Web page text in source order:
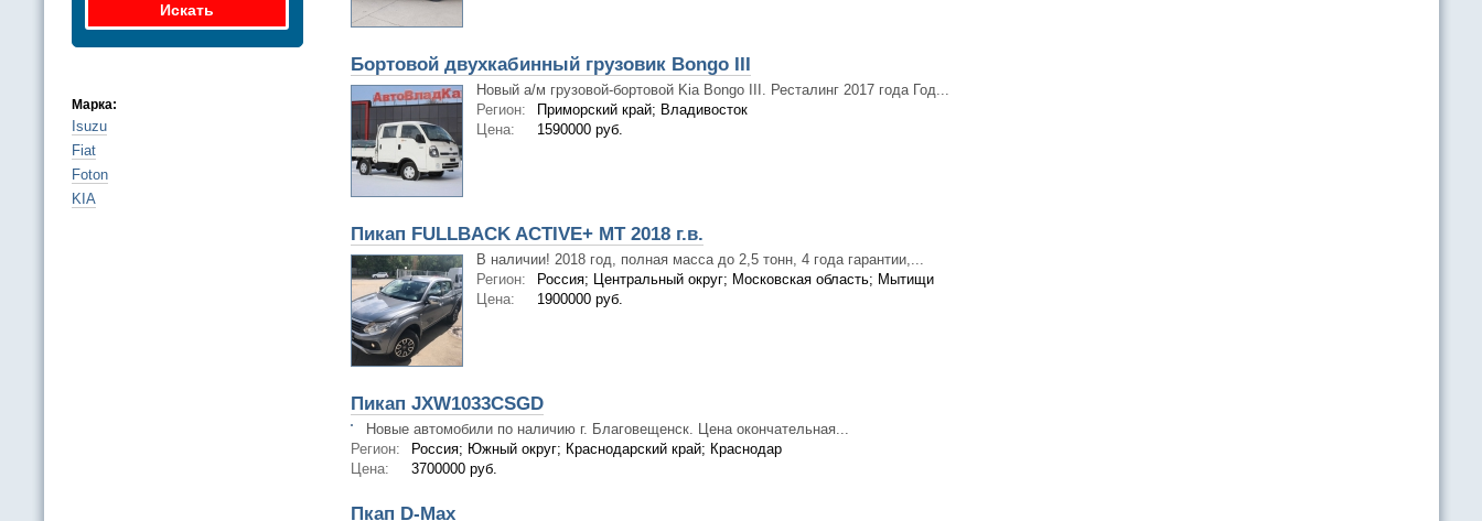
Марка:
Isuzu
Fiat
Foton
KIA
Бортовой двухкабинный грузовик Bongo III
Новый а/м грузовой-бортовой Kia Bongo III. Ресталинг 2017 года Год...
Регион:
Приморский край; Владивосток
Цена:
1590000 руб.
Пикап FULLBACK ACTIVE+ MT 2018 г.в.
В наличии! 2018 год, полная масса до 2,5 тонн, 4 года гарантии,...
Регион:
Россия; Центральный округ; Московская область; Мытищи
Цена:
1900000 руб.
Пикап JXW1033CSGD
Новые автомобили по наличию г. Благовещенск. Цена окончательная...
Регион:
Россия; Южный округ; Краснодарский край; Краснодар
Цена:
3700000 руб.
Пкап D-Max